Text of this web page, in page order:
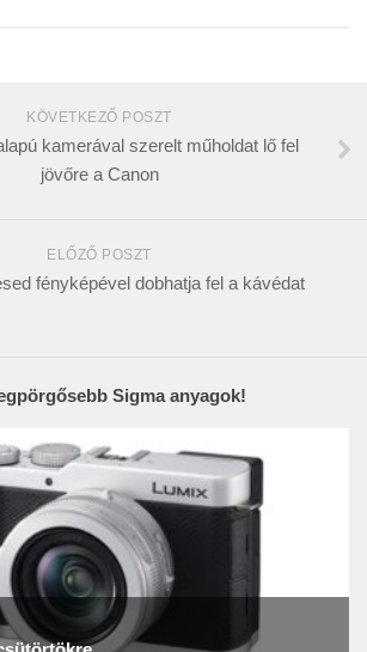
KÖVETKEZŐ POSZT
kamerával szerelt műholdat lő fel
jövőre a Canon
ELŐZŐ POSZT
fényképével dobhatja fel a kávédat
Sigma anyagok!